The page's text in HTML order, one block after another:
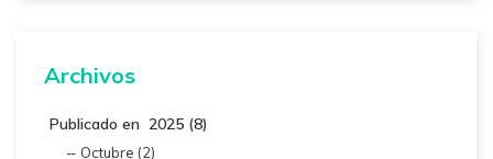
Archivos
Publicado en 2025 (8)
Octubre (2)